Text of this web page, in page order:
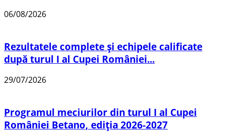
06/08/2026
Rezultatele complete și echipele calificate
după turul I al Cupei României...
29/07/2026
Programul meciurilor din turul I al Cupei
României Betano, ediția 2026-2027